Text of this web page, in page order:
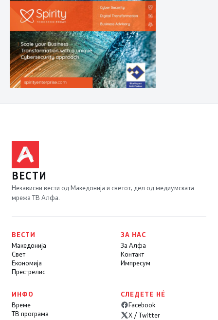
ВЕСТИ
Независни вести од Македонија и светот, дел од медиумската
мрежа ТВ Алфа.
ВЕСТИ
Македонија
Свет
Економија
Прес-релис
ЗА НАС
За Алфа
Контакт
Импресум
ИНФО
Време
ТВ програма
СЛЕДЕТЕ НÉ
Facebook
X / Twitter